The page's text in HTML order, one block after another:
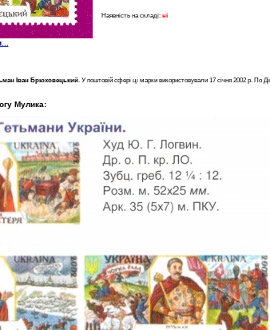
Наявність на складі: ні
Іван Брюховецький . У поштовій сфері ці марки використовували 17 січня 2002 р. По
Мулика: